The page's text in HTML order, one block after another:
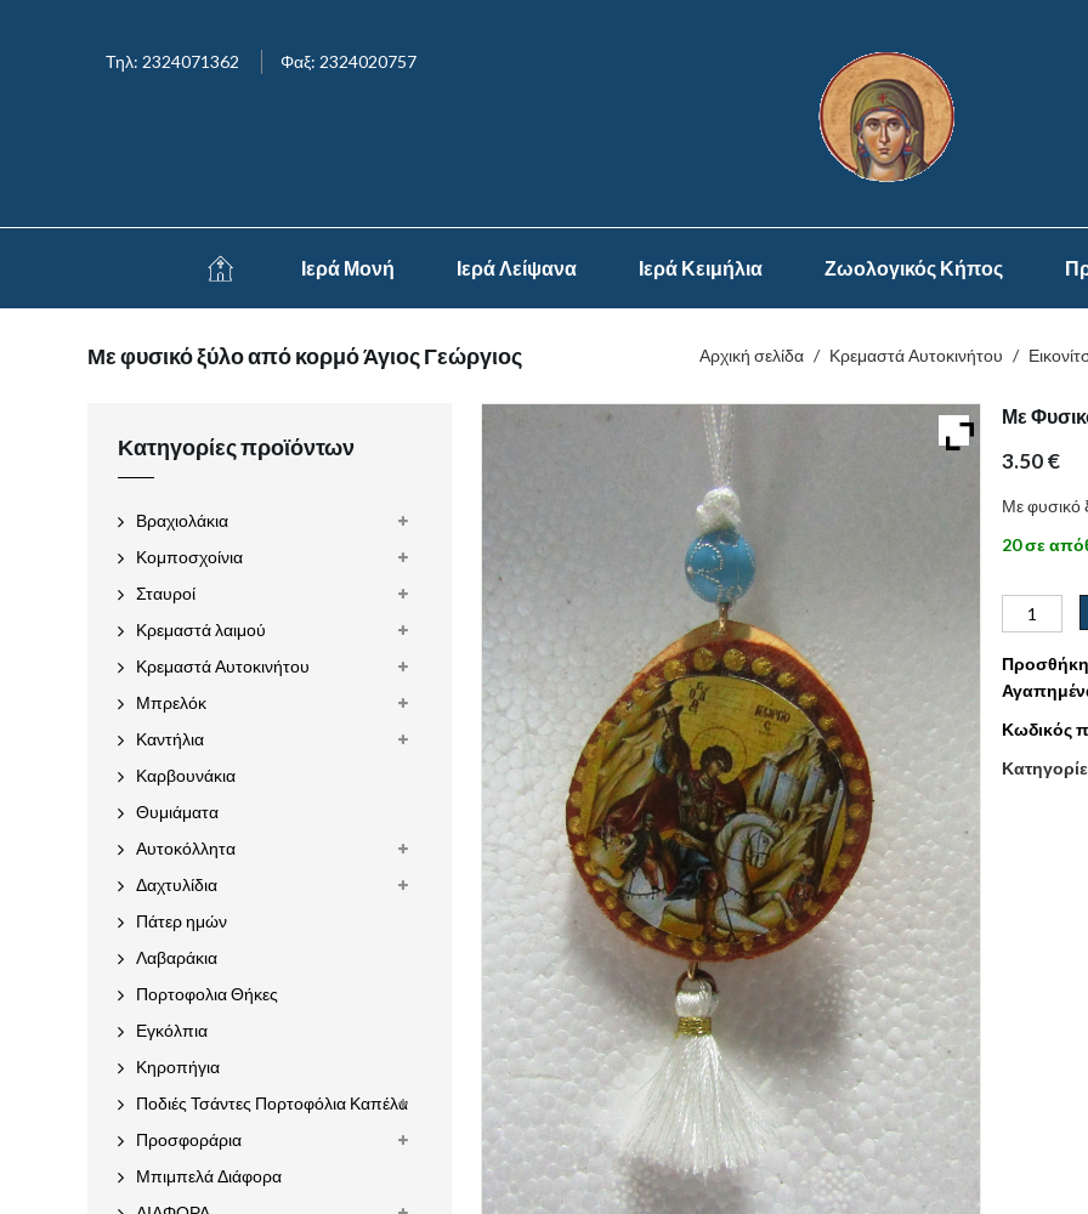
Τηλ: 2324071362 Φαξ: 2324020757
Ιερά Μονή Ιερά Λείψανα Ιερά Κειμήλια Ζωολογικός Κήπος
Με φυσικό ξύλο από κορμό Άγιος Γεώργιος Αρχική σελίδα / Κρεμαστά Αυτοκινήτου /
Με
3.50€
Με φυσικό
20 σε
Κωδικός
Κατηγορίες προϊόντων
Βραχιολάκια
Κομποσχοίνια
Σταυροί
Κρεμαστά λαιμού
Κρεμαστά Αυτοκινήτου
Μπρελόκ
Καντήλια
Καρβουνάκια
Θυμιάματα
Αυτοκόλλητα
Δαχτυλίδια
Πάτερ ημών
Λαβαράκια
Πορτοφολια Θήκες
Εγκόλπια
Κηροπήγια
Ποδιές Τσάντες Πορτοφόλια Καπέλα
Προσφοράρια
Μπιμπελά Διάφορα